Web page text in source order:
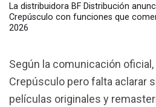
La distribuidora BF Distribución
Crepúsculo con funciones que
2026
Según la comunicación
Crepúsculo pero falta aclarar
películas originales y